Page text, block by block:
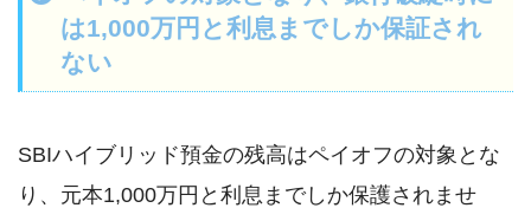
は1,000万円と利息までしか保証され
ない
SBIハイブリッド預金の残高はペイオフの対象とな
り、元本1,000万円と利息までしか保護されませ